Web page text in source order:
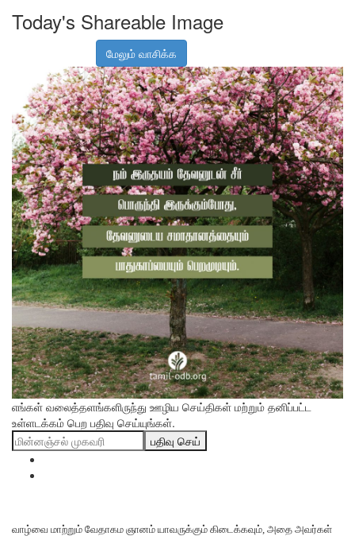
Today's Shareable Image
மேலும் வாசிக்க
எங்கள் வலைத்தளங்களிருந்து ஊழிய செய்திகள் மற்றும் தனிப்பட்ட
உள்ளடக்கம் பெற பதிவு செய்யுங்கள்.
பதிவு செய்
வாழ்வை மாற்றும் வேதாகம ஞானம் யாவருக்கும் கிடைக்கவும், அதை அவர்கள்